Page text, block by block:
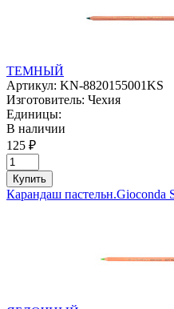
ТЕМНЫЙ
Артикул: KN-8820155001KS
Изготовитель: Чехия
Единицы:
В наличии
125 ₽
Купить
Карандаш